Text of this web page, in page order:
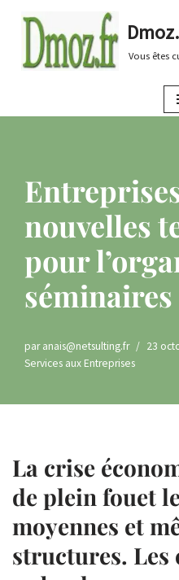
au
Vous êtes
nouvelles
pour
séminaires
paranais@netsulting.fr
23
Services aux Entreprises
La crise
de plein fouet
moyennes et
structures. Les